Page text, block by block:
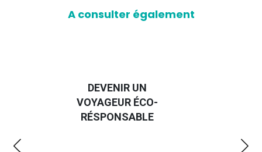
A consulter également
DEVENIR UN
VOYAGEUR ÉCO-
RÉSPONSABLE